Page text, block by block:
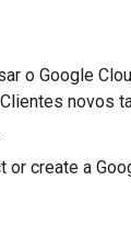
o Google
novos
create a